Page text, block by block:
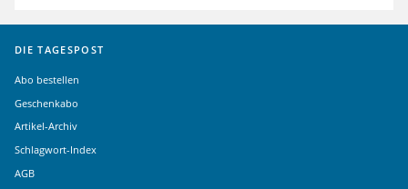
DIE TAGESPOST
Abo bestellen
Geschenkabo
Artikel-Archiv
Schlagwort-Index
AGB